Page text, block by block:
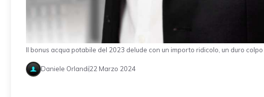
Il bonus acqua potabile del 2023 delude con un importo ridicolo, un duro
Daniele Orlandi22 Marzo 2024